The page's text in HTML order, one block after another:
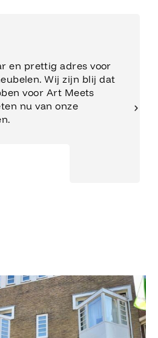
en prettig adres voor
Wij zijn blij dat
voor Art Meets
nu van onze